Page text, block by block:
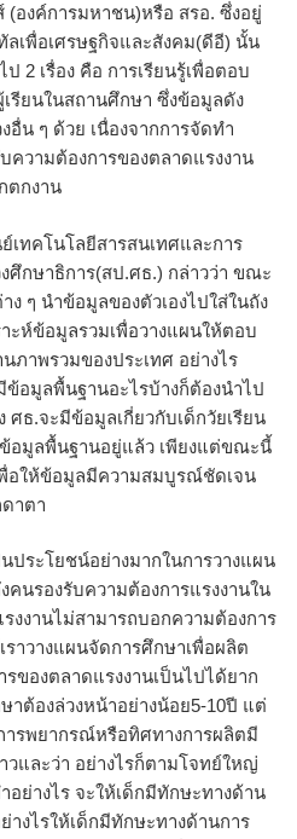
(องค์การมหาชน)หรือ สรอ. ซึ่งอยู่
เพื่อเศรษฐกิจและสังคม(ดีอี) นั้น
2 เรื่อง คือ การเรียนรู้เพื่อตอบ
รียนในสถานศึกษา ซึ่งข้อมูลดัง
อื่น ๆ ด้วย เนื่องจากการจัดทำ
วามต้องการของตลาดแรงงาน
ตกงาน
ทคโนโลยีสารสนเทศและการ
ศึกษาธิการ(สป.ศธ.) กล่าวว่า ขณะ
ง ๆ นำข้อมูลของตัวเองไปใส่ในถัง
ะห์ข้อมูลรวมเพื่อวางแผนให้ตอบ
ภาพรวมของประเทศ อย่างไร
อมูลพื้นฐานอะไรบ้างก็ต้องนำไป
ธ.จะมีข้อมูลเกี่ยวกับเด็กวัยเรียน
ข้อมูลพื้นฐานอยู่แล้ว เพียงแต่ขณะนี้
พื่อให้ข้อมูลมีความสมบูรณ์ชัดเจน
าตา
ประโยชน์อย่างมากในการวางแผน
คนรองรับความต้องการแรงงานใน
งานไม่สามารถบอกความต้องการ
ราวางแผนจัดการศึกษาเพื่อผลิต
ของตลาดแรงงานเป็นไปได้ยาก
าต้องล่วงหน้าอย่างน้อย5-10ปี แต่
ารพยากรณ์หรือทิศทางการผลิตมี
และว่า อย่างไรก็ตามโจทย์ใหญ่
อย่างไร จะให้เด็กมีทักษะทางด้าน
างไรให้เด็กมีทักษะทางด้านการ